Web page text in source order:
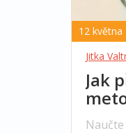
12 května
Jitka
Jak